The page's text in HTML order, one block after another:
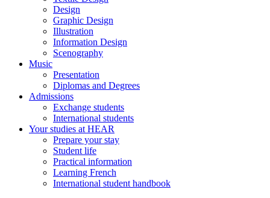
Design
Graphic Design
Illustration
Information Design
Scenography
Music
Presentation
Diplomas and Degrees
Admissions
Exchange students
International students
Your studies at HEAR
Prepare your stay
Student life
Practical information
Learning French
International student handbook